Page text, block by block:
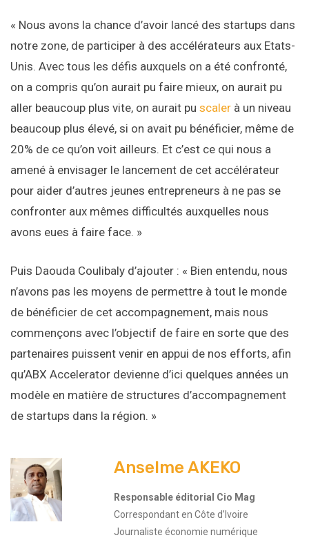
« Nous avons la chance d’avoir lancé des startups dans
notre zone, de participer à des accélérateurs aux Etats-
Unis. Avec tous les défis auxquels on a été confronté,
on a compris qu’on aurait pu faire mieux, on aurait pu
aller beaucoup plus vite, on aurait pu scaler à un niveau
beaucoup plus élevé, si on avait pu bénéficier, même de
20% de ce qu’on voit ailleurs. Et c’est ce qui nous a
amené à envisager le lancement de cet accélérateur
pour aider d’autres jeunes entrepreneurs à ne pas se
confronter aux mêmes difficultés auxquelles nous
avons eues à faire face. »
Puis Daouda Coulibaly d’ajouter : « Bien entendu, nous
n’avons pas les moyens de permettre à tout le monde
de bénéficier de cet accompagnement, mais nous
commençons avec l’objectif de faire en sorte que des
partenaires puissent venir en appui de nos efforts, afin
qu’ABX Accelerator devienne d’ici quelques années un
modèle en matière de structures d’accompagnement
de startups dans la région. »
Anselme AKEKO
Responsable éditorial Cio Mag
Correspondant en Côte d’Ivoire
Journaliste économie numérique